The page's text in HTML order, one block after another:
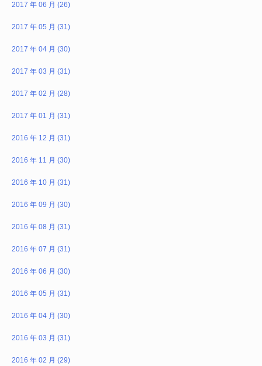
2017 年 06 月 (26)
2017 年 05 月 (31)
2017 年 04 月 (30)
2017 年 03 月 (31)
2017 年 02 月 (28)
2017 年 01 月 (31)
2016 年 12 月 (31)
2016 年 11 月 (30)
2016 年 10 月 (31)
2016 年 09 月 (30)
2016 年 08 月 (31)
2016 年 07 月 (31)
2016 年 06 月 (30)
2016 年 05 月 (31)
2016 年 04 月 (30)
2016 年 03 月 (31)
2016 年 02 月 (29)